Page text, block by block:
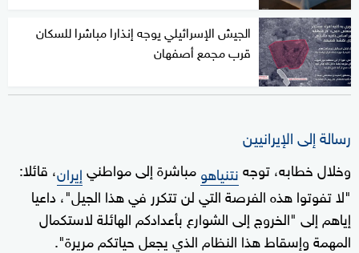
الجيش الإسرائيلي يوجه إنذارا مباشرا للسكان
قرب مجمع أصفهان
رسالة إلى الإيرانيين
وخلال خطابه، توجهنتنياهومباشرة إلى مواطنيإيران، قائلا:
"لا تفوتوا هذه الفرصة التي لن تتكرر في هذا الجيل"، داعيا
إياهم إلى "الخروج إلى الشوارع بأعدادكم الهائلة لاستكمال
المهمة وإسقاط هذا النظام الذي يجعل حياتكم مريرة".